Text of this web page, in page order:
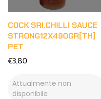
COCK SRI.CHILLI SAUCE
STRONG12X490GR[TH]
PET
€3,80
Attualmente non
disponibile